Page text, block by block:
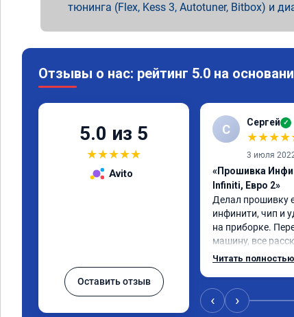
тюнинга (Flex, Kess 3, Autotuner, Bitbox) и
Отзывы о нас: рейтинг 5.0 на
5.0 из 5
★★★★★
Avito
Оставить отзыв
С Сергей ✓
★★★★
3 июля
«Прошивка
Infiniti, Евро 2»
Делал прошивку
инфинити, чип и
на приборке.
машину, все
Результатом
Читать полностью
‹ ›